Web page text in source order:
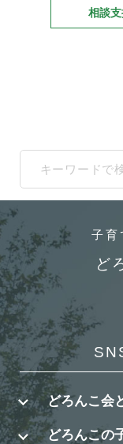
相談
When
子育
ど
どろんこ会
どろんこの